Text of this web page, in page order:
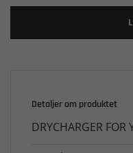
Detaljer om produktet
DRYCHARGER FOR